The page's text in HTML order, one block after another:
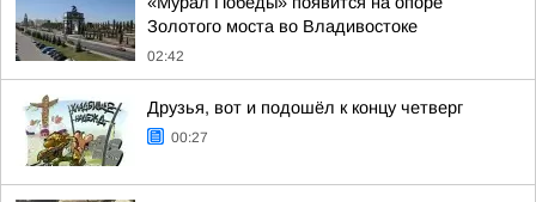
Золотого моста во Владивостоке
02:42
Друзья, вот и подошёл к концу четверг
00:27